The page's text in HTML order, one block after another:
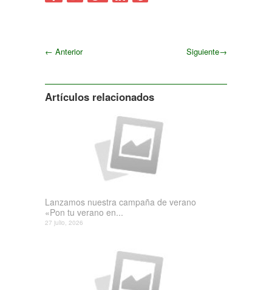
← Anterior Siguiente→
Artículos relacionados
Lanzamos nuestra campaña de verano
«Pon tu verano en...
27 julio, 2026